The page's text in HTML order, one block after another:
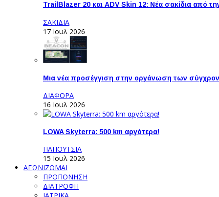
TrailBlazer 20 και ADV Skin 12: Νέα σακίδια από
ΣΑΚΙΔΙΑ
17 Ιουλ 2026
Μια νέα προσέγγιση στην οργάνωση των
ΔΙΑΦΟΡΑ
16 Ιουλ 2026
LOWA Skyterra: 500 km αργότερα!
ΠΑΠΟΥΤΣΙΑ
15 Ιουλ 2026
ΑΓΩΝΙΖΟΜΑΙ
ΠΡΟΠΟΝΗΣΗ
ΔΙΑΤΡΟΦΗ